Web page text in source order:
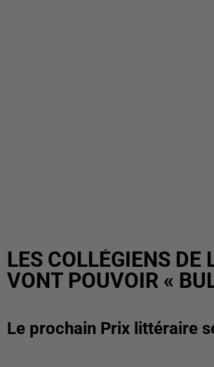
LES COLLÉGIENS DE
VONT POUVOIR «
Le prochain Prix littéraire